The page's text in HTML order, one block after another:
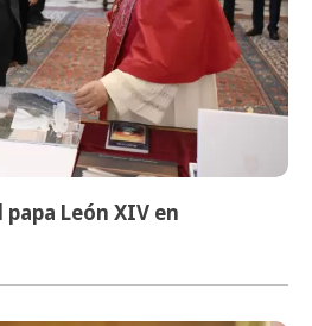
León XIV en